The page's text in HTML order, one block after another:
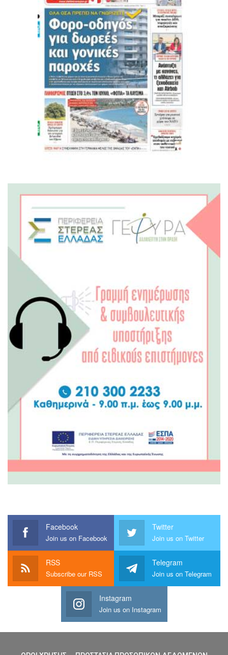
Facebook
Join us on Facebook
Twitter
Join us on Twitter
RSS
Subscribe our RSS
Telegram
Join us on Telegram
Instagram
Join us on Instagram